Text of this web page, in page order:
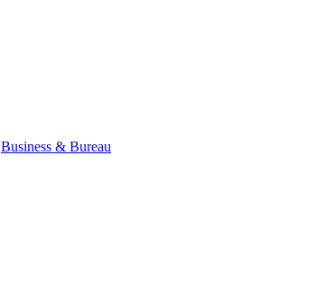
Business & Bureau